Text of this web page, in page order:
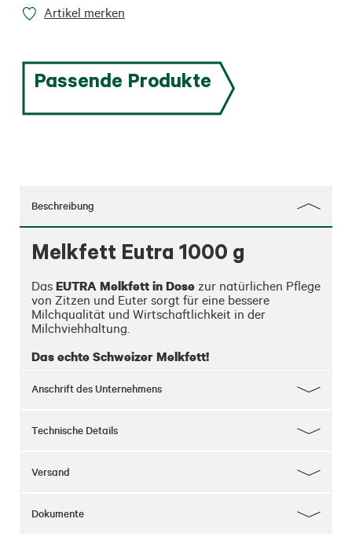
Artikel merken
Passende Produkte
Beschreibung
Melkfett Eutra 1000 g
Das EUTRA Melkfett in Dose zur natürlichen Pflege
von Zitzen und Euter sorgt für eine bessere
Milchqualität und Wirtschaftlichkeit in der
Milchviehhaltung.
Das echte Schweizer Melkfett!
Anschrift des Unternehmens
Technische Details
Versand
Dokumente